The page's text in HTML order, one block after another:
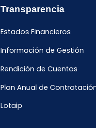
Transparencia
Estados Financieros
Información de Gestión
Rendición de Cuentas
Plan Anual de
Lotaip